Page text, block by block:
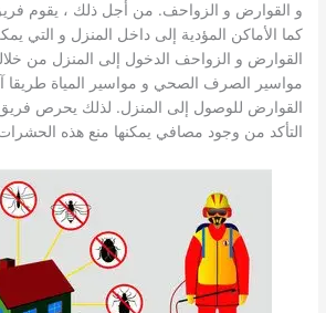
و القوارض و الزواحف. من أجل ذلك ، يقوم
كما الأماكن المؤدية إلى داخل المنزل و التي
القوارض و الزواحف الدخول إلى المنزل من
مواسير الصرف الصحي و مواسير المياة طريقا
القوارض للوصول إلى المنزل. لذلك يحرص
التأكد من وجود مصافي يمكنها منع هذه